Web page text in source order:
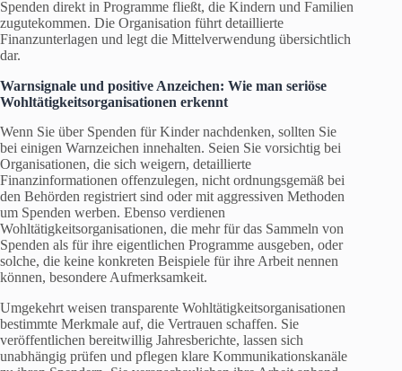
Spenden direkt in Programme fließt, die Kindern und Familien
zugutekommen. Die Organisation führt detaillierte
Finanzunterlagen und legt die Mittelverwendung übersichtlich
dar.
Warnsignale und positive Anzeichen: Wie man seriöse
Wohltätigkeitsorganisationen erkennt
Wenn Sie über Spenden für Kinder nachdenken, sollten Sie
bei einigen Warnzeichen innehalten. Seien Sie vorsichtig bei
Organisationen, die sich weigern, detaillierte
Finanzinformationen offenzulegen, nicht ordnungsgemäß bei
den Behörden registriert sind oder mit aggressiven Methoden
um Spenden werben. Ebenso verdienen
Wohltätigkeitsorganisationen, die mehr für das Sammeln von
Spenden als für ihre eigentlichen Programme ausgeben, oder
solche, die keine konkreten Beispiele für ihre Arbeit nennen
können, besondere Aufmerksamkeit.
Umgekehrt weisen transparente Wohltätigkeitsorganisationen
bestimmte Merkmale auf, die Vertrauen schaffen. Sie
veröffentlichen bereitwillig Jahresberichte, lassen sich
unabhängig prüfen und pflegen klare Kommunikationskanäle